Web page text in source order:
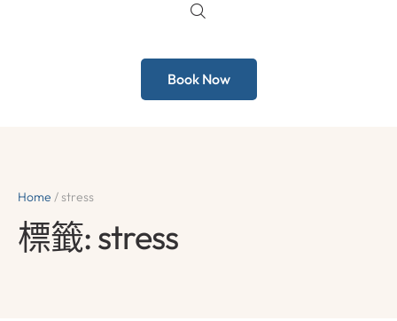
Book Now
Home / stress
標籤:stress